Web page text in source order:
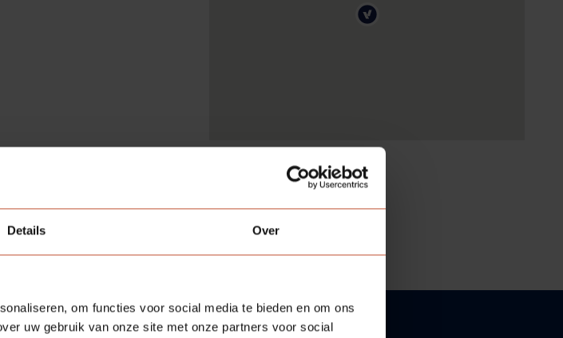
Details Over
om functies voor social media te bieden en om ons
uw gebruik van onze site met onze partners voor social